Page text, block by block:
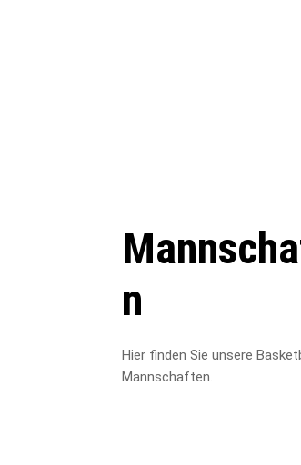
n
Hier finden Sie unsere
Mannschaften.